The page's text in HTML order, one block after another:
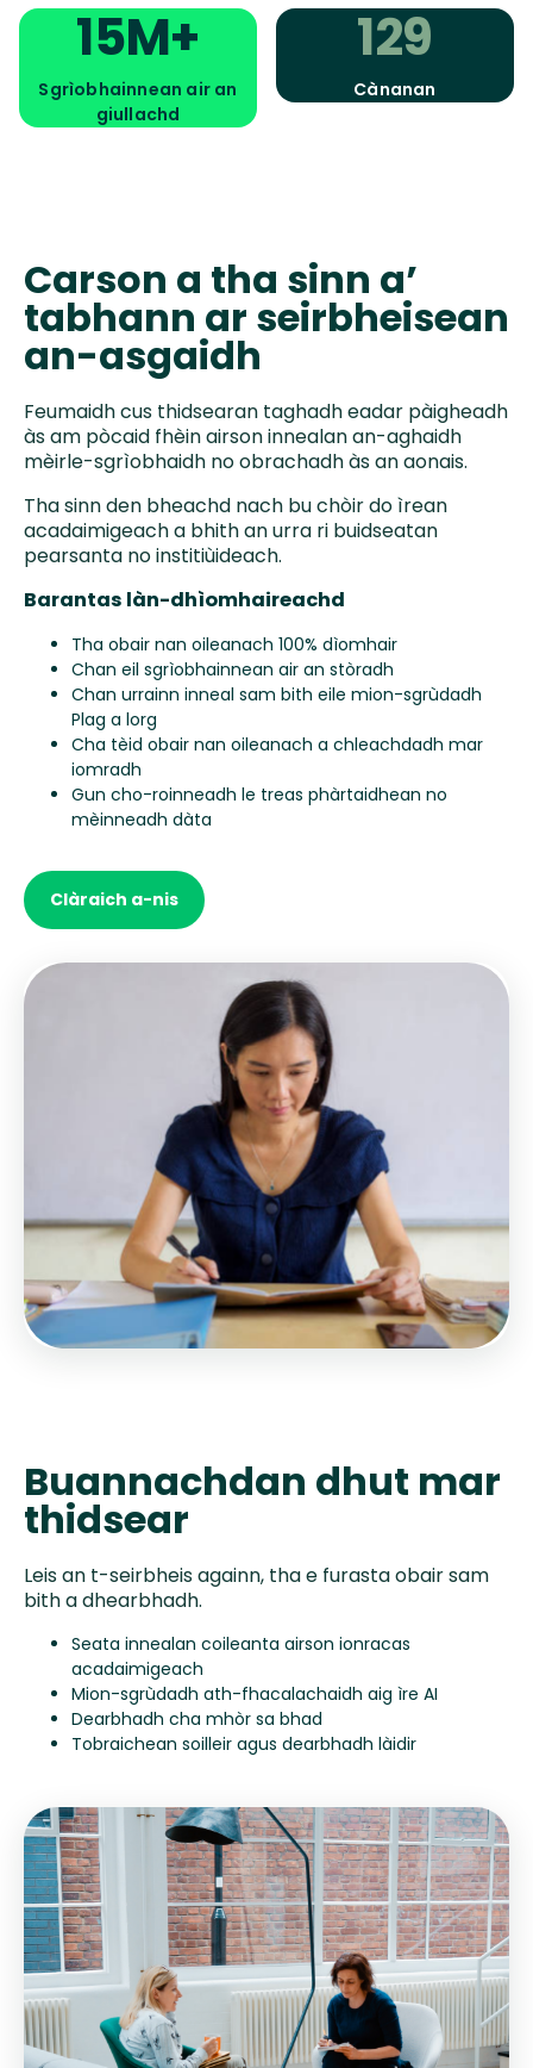
15M+
Sgrìobhainnean air an
giullachd
129
Cànanan
Carson a tha sinn a’
tabhann ar seirbheisean
an-asgaidh
Feumaidh cus thidsearan taghadh eadar pàigheadh
às am pòcaid fhèin airson innealan an-aghaidh
mèirle-sgrìobhaidh no obrachadh às an aonais.
Tha sinn den bheachd nach bu chòir do ìrean
acadaimigeach a bhith an urra ri buidseatan
pearsanta no institiùideach.
Barantas làn-dhìomhaireachd
Tha obair nan oileanach 100% dìomhair
Chan eil sgrìobhainnean air an stòradh
Chan urrainn inneal sam bith eile mion-sgrùdadh
Plag a lorg
Cha tèid obair nan oileanach a chleachdadh mar
iomradh
Gun cho-roinneadh le treas phàrtaidhean no
mèinneadh dàta
Clàraich a-nis
Buannachdan dhut mar
thidsear
Leis an t-seirbheis againn, tha e furasta obair sam
bith a dhearbhadh.
Seata innealan coileanta airson ionracas
acadaimigeach
Mion-sgrùdadh ath-fhacalachaidh aig ìre AI
Dearbhadh cha mhòr sa bhad
Tobraichean soilleir agus dearbhadh làidir